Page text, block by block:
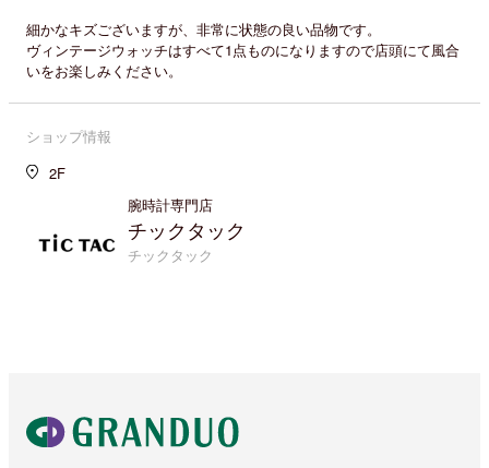
細かなキズございますが、非常に状態の良い品物です。
ヴィンテージウォッチはすべて1点ものになりますので店頭にて風合
いをお楽しみください。
ショップ情報
2F
腕時計専門店
チックタック
チックタック